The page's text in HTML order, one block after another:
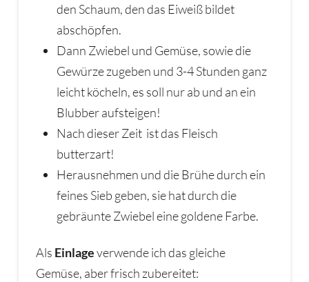
den Schaum, den das Eiweiß bildet
abschöpfen.
Dann Zwiebel und Gemüse, sowie die
Gewürze zugeben und 3-4 Stunden ganz
leicht köcheln, es soll nur ab und an ein
Blubber aufsteigen!
Nach dieser Zeit ist das Fleisch
butterzart!
Herausnehmen und die Brühe durch ein
feines Sieb geben, sie hat durch die
gebräunte Zwiebel eine goldene Farbe.
Als Einlageverwende ich das gleiche
Gemüse, aber frisch zubereitet: